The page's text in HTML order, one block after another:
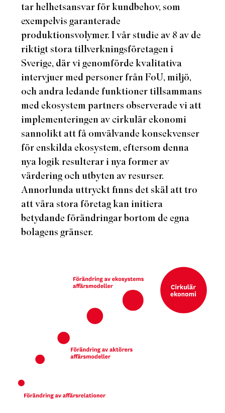
tar helhetsansvar för kundbehov, som
exempelvis garanterade
produktionsvolymer. I vår studie av 8 av de
riktigt stora tillverkningsföretagen i
Sverige, där vi genomförde kvalitativa
intervjuer med personer från FoU, miljö,
och andra ledande funktioner tillsammans
med ekosystem partners observerade vi att
implementeringen av cirkulär ekonomi
sannolikt att få omvälvande konsekvenser
för enskilda ekosystem, eftersom denna
nya logik resulterar i nya former av
värdering och utbyten av resurser.
Annorlunda uttryckt finns det skäl att tro
att våra stora företag kan initiera
betydande förändringar bortom de egna
bolagens gränser.